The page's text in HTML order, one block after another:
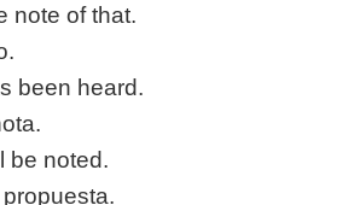
note of that.
been heard.
be noted.